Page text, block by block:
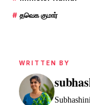
# தவெக குமார்
WRITTEN BY